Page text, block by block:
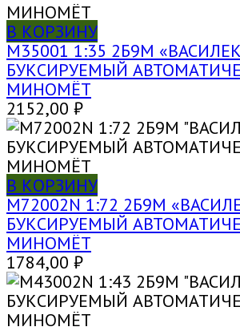
В КОРЗИНУ
M35001 1:35 2Б9М
БУКСИРУЕМЫЙ
МИНОМЁТ
2152,00 ₽
В КОРЗИНУ
M72002N 1:72 2Б9М
БУКСИРУЕМЫЙ
МИНОМЁТ
1784,00 ₽